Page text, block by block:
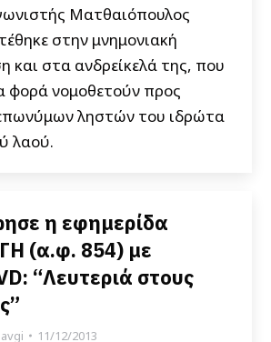
Ματθαιόπουλος
στην μνημονιακή
και στα ανδρείκελά της, που
φορά νομοθετούν προς
ληστών του ιδρώτα
λαού.
η εφημερίδα
(α.φ. 854) με
“Λευτεριά στους
11/12/2013